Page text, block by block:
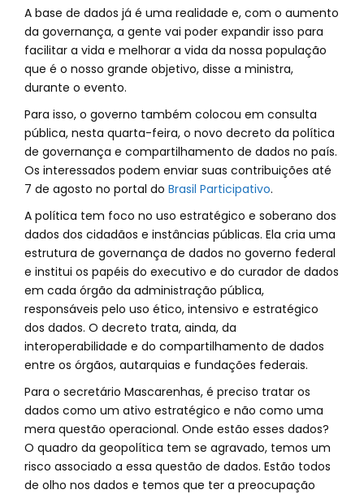
A base de dados já é uma realidade e, com o aumento
da governança, a gente vai poder expandir isso para
facilitar a vida e melhorar a vida da nossa população
que é o nosso grande objetivo, disse a ministra,
durante o evento.
Para isso, o governo também colocou em consulta
pública, nesta quarta-feira, o novo decreto da política
de governança e compartilhamento de dados no país.
Os interessados podem enviar suas contribuições até
7 de agosto no portal do Brasil Participativo.
A política tem foco no uso estratégico e soberano dos
dados dos cidadãos e instâncias públicas. Ela cria uma
estrutura de governança de dados no governo federal
e institui os papéis do executivo e do curador de dados
em cada órgão da administração pública,
responsáveis pelo uso ético, intensivo e estratégico
dos dados. O decreto trata, ainda, da
interoperabilidade e do compartilhamento de dados
entre os órgãos, autarquias e fundações federais.
Para o secretário Mascarenhas, é preciso tratar os
dados como um ativo estratégico e não como uma
mera questão operacional. Onde estão esses dados?
O quadro da geopolítica tem se agravado, temos um
risco associado a essa questão de dados. Estão todos
de olho nos dados e temos que ter a preocupação